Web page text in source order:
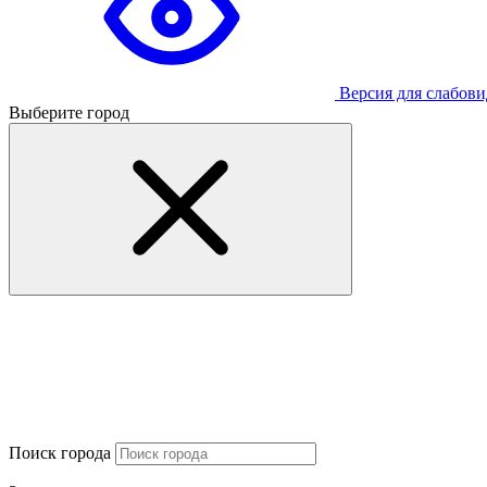
Версия для
Выберите город
Поиск города